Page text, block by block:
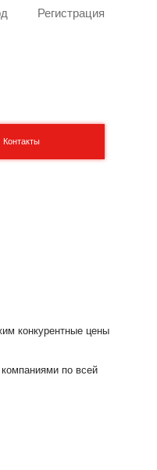
Регистрация
Контакты
конкурентные цены
по всей